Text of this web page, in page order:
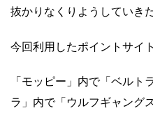
抜かりなくりようしていき
今回利用したポイントサイ
「モッピー」内で「ベルト
ラ」内で「ウルフギャング